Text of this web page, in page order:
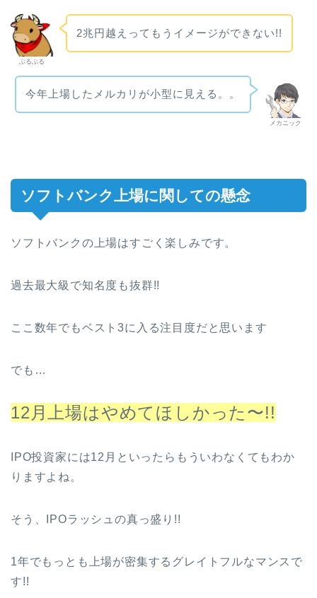
ぶるぶる
2兆円越えってもうイメージができない!!
メカニック
今年上場したメルカリが小型に見える。。
ソフトバンク上場に関しての懸念
ソフトバンクの上場はすごく楽しみです。
過去最大級で知名度も抜群!!
ここ数年でもベスト3に入る注目度だと思います
でも…
12月上場はやめてほしかった〜!!
IPO投資家には12月といったらもういわなくてもわか
りますよね。
そう、IPOラッシュの真っ盛り!!
1年でもっとも上場が密集するグレイトフルなマンスで
す!!